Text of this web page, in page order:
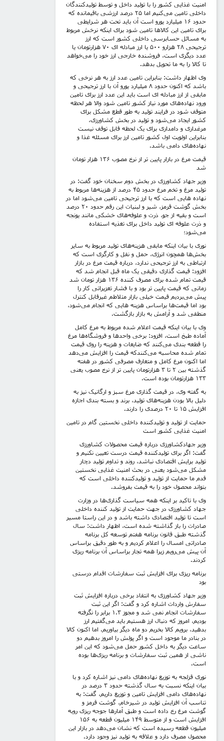
امنیت غذایی کشور را با تولید داخل و توسط تولیدکنندگان
داخلی تامین می‌کنیم اما ۲۵ درصد ارزشی باقیمانده که
حدود ۱۶ میلیارد یورو است آن باید تحت هر شرایطی
برای تامین این کالاها تامین شود برای اینکه نرخش مربوط
به مسائل حسابرسی داخلی کشور است که ارز
ترجیحی ۲۸ هزارو ۵۰۰ یا ارز مبادله ای ۷۰ هزارتومان یا
عدد دیگری است، فروشنده خارجی ارز خود را می‌خواهد
تا کالا را به ما تحویل بدهد.
وی اظهار داشت: بنابراین تامین عدد ارز به هر نرخی که
باشد که اکنون حدود ۸ میلیارد یورو آن با ارز ترجیحی و
مابقی از ارز مبادله ای است باید این عدد ارز برای تامین
ورود نهاده‌های مورد نیاز کشور تامین شود والا هر لحظه
متوقف شود در فرایند تولید به طور قطع مشکل برای
کشور ایجاد می‌شود و تولید در بخش کشاورزی،
مرغداری و دامداری برای یک لحظه قابل توقف نیست
بنابراین اولویت اول کشور تامین ارز برای مسئله غذا و
نهاده‌های دامی باشد.
قیمت مرغ در بازار پایین تر از نرخ مصوب ۱۳۶ هزار تومان
شد
وزیر جهاد کشاورزی در بخش دوم سخنان خود گفت: در
تولید مرغ و تخم مرغ حدود ۴۵ درصد از هزینه‌ها مربوط به
نهاده هایی است که با ارز ترجیحی تامین می‌شود اما در
بخش گوشت قرمز، شیر و لبنیات این رقم حدود ۲۰ درصد
است و بقیه از جو، ذرت و علوفه‌های خشکی مانند یونجه
و ذرت علوفه ای تولید داخل برای تغذیه استفاده
می‌شود؛
نوری با بیان اینکه مابقی هزینه‌های تولید مربوط به سایر
بخش‌ها همچون انرژی، حمل و نقل و کارگری است که
ارتباطی به ارز ترجیحی ندارد، درباره قیمت مرغ در بازار
افزود: قیمت گذاری دقیقی یک ماه قبل انجام شد که
قیمت تمام شده برای مصرف کننده ۱۳۶ هزار تومان شد
زمانی که قیمت پایین تر بود و با فشار تعزیراتی کار را
پیش می‌بردیم قیمت خیلی بازار متلاطم غیرقابل کنترل
بود اما قیمت‌ها براساس هزینه هایی که انجام می‌شود،
منطقی شد و آرامش به بازار بازگشت.
وی با بیان اینکه قیمت اعلام شده مربوط به مرغ کامل
آماده طبخ است، افزود: برخی واحدها و فروشگاه‌ها مرغ
را قطعه بندی می‌کنند که ضایعات و هزینه را روی قیمت
تمام شده محاسبه می‌کنندکه قیمت را افزایش می‌دهد
اما اکنون مرغ کامل و متعارف مصرفی کشور در هفته
گذشته بین ۲ تا ۳ هزارتومان پایین تر از نرخ مصوب یعنی
۱۳۳ هزارتومان بوده است.
به گفته وی، در قیمت گذاری مرغ سبز و ارگانیک نیز به
دلیل بالا بودن هزینه‌های تولید، برند و بسته بندی اجازه
افزایش ۱۵ تا ۲۰ درصدی را دارند.
حمایت از تولید و تولیدکننده داخلی نخستین گام در تامین
امنیت غذایی کشور است
وزیر جهادکشاورزی درباره قیمت محصولات کشاورزی
گفت: اگر برای تولیدکننده قیمت درست تعیین نکنیم و
تولید برایش اقتصادی نباشد، روند و تداوم تولید دچار
مشکل می‌شود یعنی در بحث امنیت غذایی نخستین
قدم ما حمایت از تولید و تولیدکننده داخلی است که
بتواند محصول خود را به قیمت بفروشد.
وی با تاکید بر اینکه همه سیاست گذاری‌ها در وزارت
جهاد کشاورزی در جهت حمایت از تولید کننده داخلی
است تا تولید اقتصادی داشته باشد و در این راستا مسیر
صادرات را باز گذاشته شده است، اظهار داشت: سال
گذشته طبق قانون برنامه هفتم توسعه کل برنامه
صادراتی امسال را اعلام کردیم و به طور دقیق براساس
آن پیش می‌رویم زیرا همه تجار براساس آن برنامه ریزی
کردند.
برنامه ریزی برای افزایش ثبت سفارشات اقدام درستی
بود
وزیر جهاد کشاورزی به انتقاد برخی درباره افزایش ثبت
سفارش واردات اشاره کرد و گفت: اگر این ثبت
سفارشات انجام نمی شد و مجوز ۱.۳ برابر را نگرفته
بودیم، امروز که دنبال ارز هستیم باید می‌گفتیم ارز
بدهید، برویم کالا بخریم دو ماه دیگر بیاوریم. اما اکنون کالا
در بنادر ما موجود است و اگر پولش را امروز بدهیم دو
ساعت دیگر به داخل کشور حمل می‌شود که این امر
ناشی از همین ثبت سفارشات و برنامه ریزی‌ها بوده
است.
نوری قزلجه به توزیع نهاده‌های دامی نیز اشاره کرد و با
بیان اینکه نسبت به سال گذشته حدود ۳ درصد در
نهاده‌های دامی افزایش تامین و توزیع داریم، گفت: به
تناسب آن افزایش تولید در شیرخام، گوشت قرمز و
گوشت مرغ رخ داده است و طبق آمارها جوجه ریزی روبه
افزایش است و از متوسط ۱۴۹ میلیون قطعه به ۱۵۶
میلیون قطعه رسیده است که نشان می‌دهد در بازار این
محصول مصرف دارد و علاقه به تولید نیز وجود دارد.